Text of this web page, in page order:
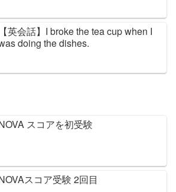
【英会話】I broke the tea cup when I
doing the dishes.
スコアを初受験
スコア受験 2回目